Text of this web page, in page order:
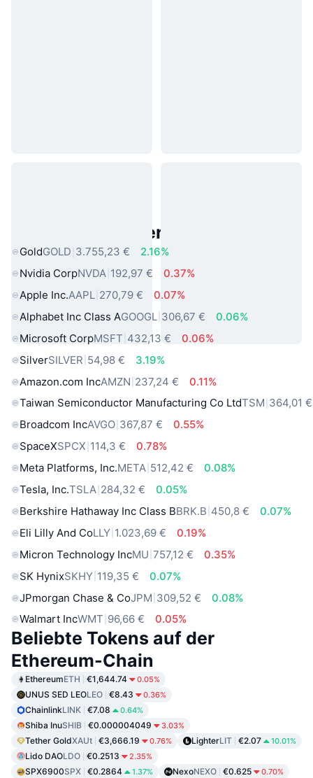
Beliebte reale Vermögenswerte
GoldGOLD 3.755,23 €
2.16%
Nvidia CorpNVDA 192,97 €
0.37%
Apple Inc.AAPL 270,79 €
0.07%
Alphabet Inc Class AGOOGL 306,67 €
0.06%
Microsoft CorpMSFT 432,13 €
0.06%
SilverSILVER 54,98 €
3.19%
Amazon.com IncAMZN 237,24 €
0.11%
Taiwan Semiconductor Manufacturing Co LtdTSM 364,01 €
Broadcom IncAVGO 367,87 €
0.55%
SpaceXSPCX 114,3 €
0.78%
Meta Platforms, Inc.META 512,42 €
0.08%
Tesla, Inc.TSLA 284,32 €
0.05%
Berkshire Hathaway Inc Class BBRK.B 450,8 €
0.07%
Eli Lilly And CoLLY 1.023,69 €
0.19%
Micron Technology IncMU 757,12 €
0.35%
SK HynixSKHY 119,35 €
0.07%
JPmorgan Chase & CoJPM 309,52 €
0.08%
Walmart IncWMT 96,66 € 0.05%
Beliebte Tokens auf der
Ethereum-Chain
EthereumETH €1,644.74 0.05%
UNUS SED LEOLEO €8.43 0.36%
ChainlinkLINK €7.08 0.64%
Shiba InuSHIB €0.000004049 3.03%
Tether GoldXAUt €3,666.19 0.76% LighterLIT €2.07 10.01%
Lido DAOLDO €0.2513 2.35%
SPX6900SPX €0.2864 1.37% NexoNEXO €0.625 0.70%